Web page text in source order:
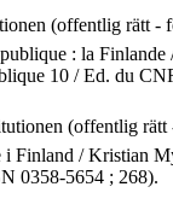
(offentlig rätt -
: la Finlande
10 / Ed. du
(offentlig
Finland / Kristian
0358-5654 ; 268).